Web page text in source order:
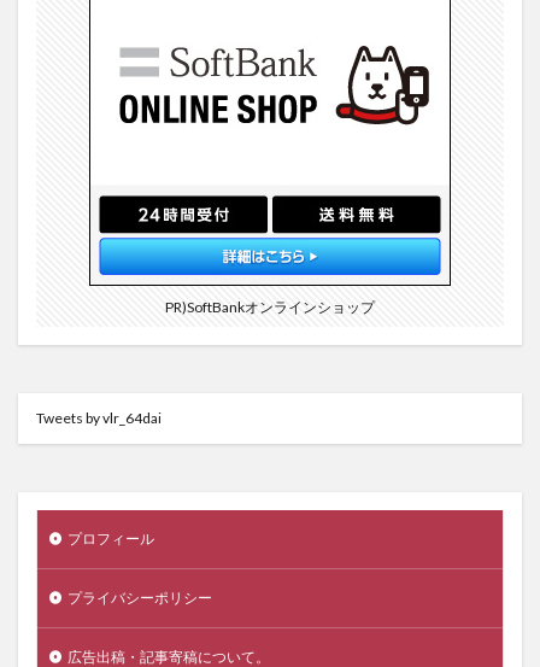
PR)SoftBankオンラインショップ
Tweets by vlr_64dai
プロフィール
プライバシーポリシー
広告出稿・記事寄稿について。